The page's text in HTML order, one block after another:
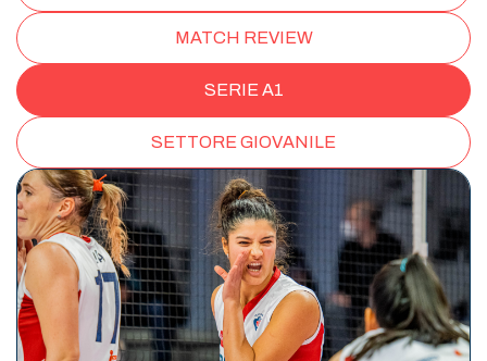
MATCH REVIEW
SERIE A1
SETTORE GIOVANILE